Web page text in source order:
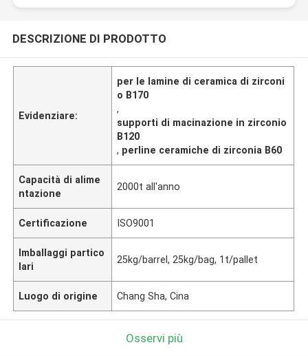
DESCRIZIONE DI PRODOTTO
Evidenziare:
per le lamine di ceramica di zirconi
o B170
,
supporti di macinazione in zirconio
B120
, perline ceramiche di zirconia B60
Capacità di alime
ntazione
2000t all'anno
Certificazione ISO9001
Imballaggi partico
lari
25kg/barrel, 25kg/bag, 1t/pallet
Luogo di origine Chang Sha, Cina
Osservi più